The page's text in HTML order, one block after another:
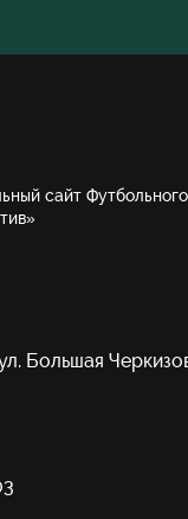
сайт
Большая